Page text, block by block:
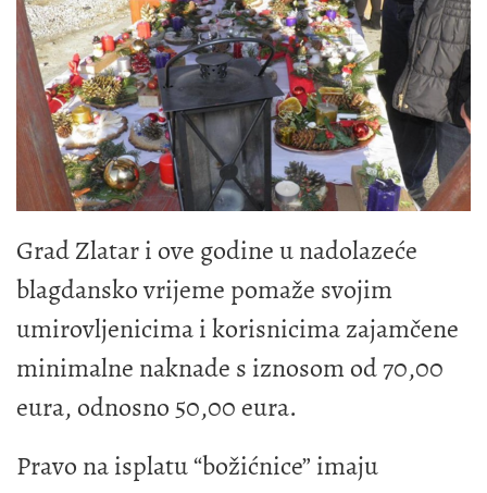
Grad Zlatar i ove godine u nadolazeće
blagdansko vrijeme pomaže svojim
umirovljenicima i korisnicima zajamčene
minimalne naknade s iznosom od 70,00
eura, odnosno 50,00 eura.
Pravo na isplatu “božićnice” imaju